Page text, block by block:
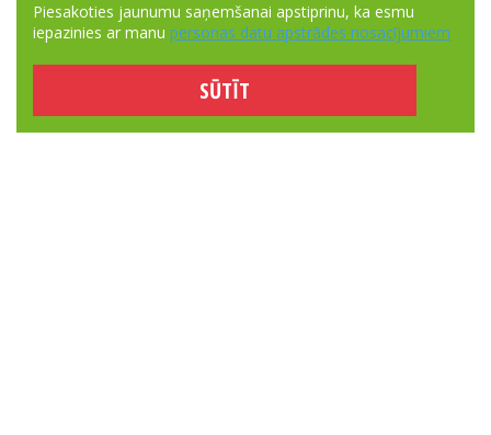
Piesakoties jaunumu saņemšanai apstiprinu, ka esmu
iepazinies ar manu personas datu apstrādes nosacījumiem